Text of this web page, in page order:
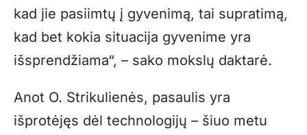
kad jie pasiimtų į gyvenimą, tai supratimą,
kad bet kokia situacija gyvenime yra
išsprendžiama“, – sako mokslų daktarė.
Anot O. Strikulienės, pasaulis yra
išprotėjęs dėl technologijų – šiuo metu